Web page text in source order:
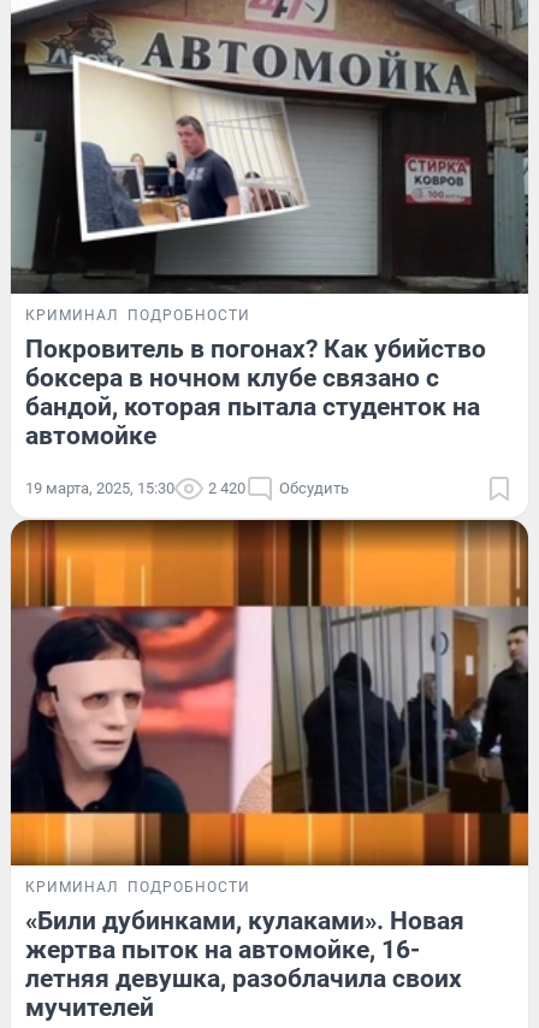
КРИМИНАЛ ПОДРОБНОСТИ
Покровитель в погонах? Как убийство
боксера в ночном клубе связано с
бандой, которая пытала студенток на
автомойке
19 марта, 2025, 15:30 2 420 Обсудить
КРИМИНАЛ ПОДРОБНОСТИ
«Били дубинками, кулаками». Новая
жертва пыток на автомойке, 16-
летняя девушка, разоблачила своих
мучителей